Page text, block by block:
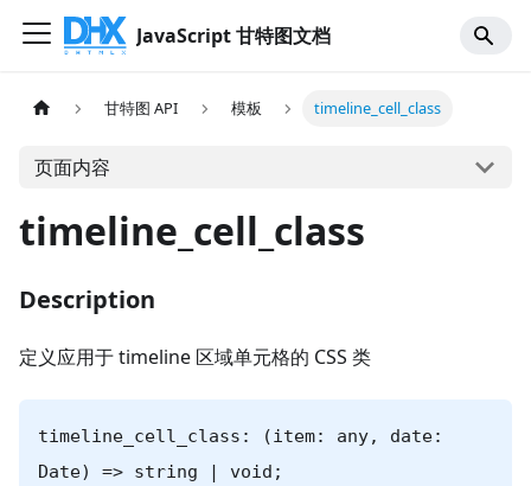
JavaScript 甘特图文档
甘特图 API 模板 timeline_cell_class
页面内容
timeline_cell_class
Description
定义应用于 timeline 区域单元格的 CSS 类
timeline_cell_class: (item: any, date:
Date) => string | void;